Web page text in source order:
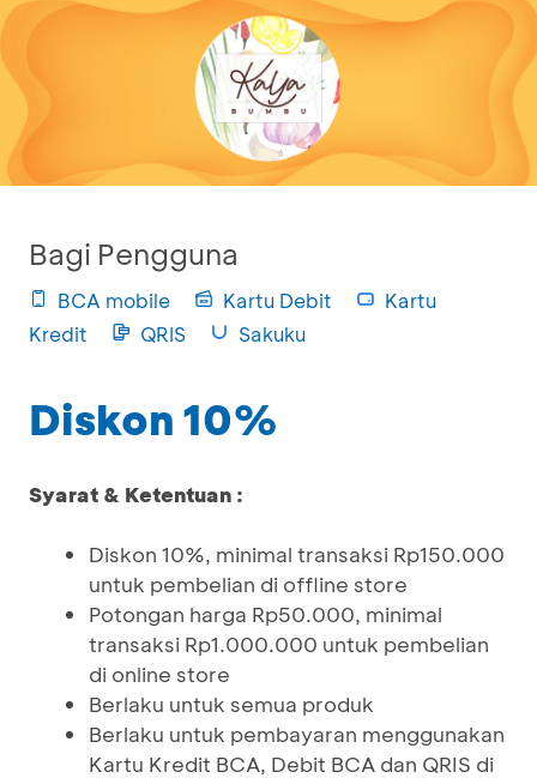
Bagi Pengguna
BCA mobile Kartu Debit
Kartu
Kredit
QRIS Sakuku
Diskon 10%
Syarat & Ketentuan :
Diskon 10%, minimal transaksi Rp150.000
untuk pembelian di offline store
Potongan harga Rp50.000, minimal
transaksi Rp1.000.000 untuk pembelian
di online store
Berlaku untuk semua produk
Berlaku untuk pembayaran menggunakan
Kartu Kredit BCA, Debit BCA dan QRIS di